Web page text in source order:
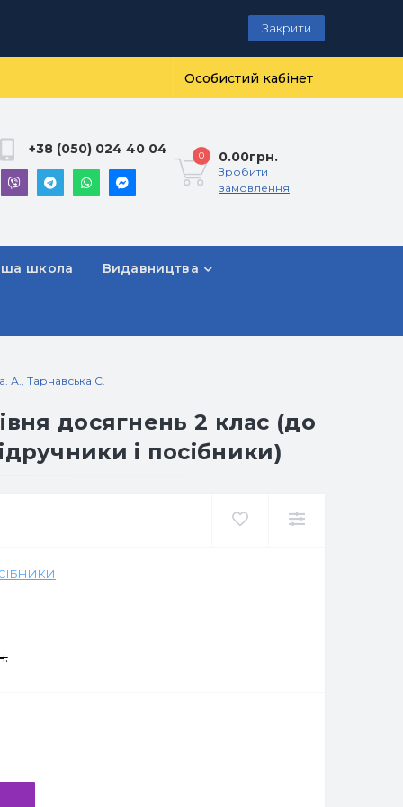
Закрити
Особистий кабінет
+38 (050) 024 40 04 0 0.00грн.
Зробити
замовлення
школа Видавництва
А., Тарнавська С.
досягнень 2 клас (до
і посібники)